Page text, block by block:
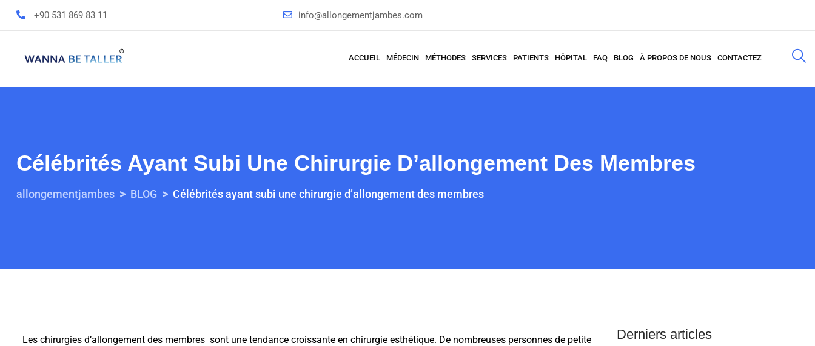
+90 531 869 83 11 info@allongementjambes.com
ACCUEIL MÉDECIN MÉTHODES SERVICES PATIENTS HÔPITAL FAQ BLOG À PROPOS DE NOUS CONTACTEZ
Célébrités Ayant Subi Une Chirurgie D’allongement Des Membres
allongementjambes > BLOG > Célébrités ayant subi une chirurgie d’allongement des membres
Les chirurgies d’allongement des membres sont une tendance croissante en chirurgie esthétique. De nombreuses personnes de petite
Derniers articles